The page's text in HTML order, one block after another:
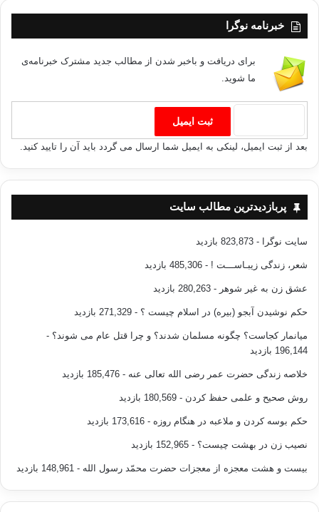
خبرنامه نوگرا
برای دریافت و باخبر شدن از مطالب جدید مشترک خبرنامه‌ی
ما شوید.
بعد از ثبت ایمیل، لینکی به ایمیل شما ارسال می گردد باید آن را تایید کنید.
پربازدیدترین مطالب سایت
سایت نوگرا - 823,873 بازدید
شعر، زندگی زیبـاســـت ! - 485,306 بازدید
عشق زن به غیر شوهر - 280,263 بازدید
حکم نوشیدن آبجو (بیره) در اسلام چیست ؟ - 271,329 بازدید
میانمار کجاست؟ چگونه مسلمان شدند؟ و چرا قتل عام می شوند؟ -
196,144 بازدید
خلاصه زندگی حضرت عمر رضی الله تعالی عنه - 185,476 بازدید
روش صحیح و علمی حفظ کردن - 180,569 بازدید
حکم بوسه کردن و ملاعبه در هنگام روزه - 173,616 بازدید
نصیب زن در بهشت چیست؟ - 152,965 بازدید
بیست و هشت معجزه از معجزات حضرت محمّد رسول الله - 148,961 بازدید